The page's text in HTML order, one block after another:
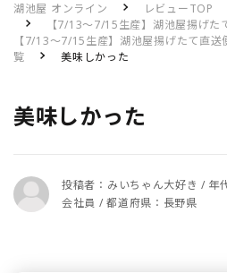
湖池屋 オンライン レビューTOP
【7/13～7/15生産】湖池屋揚げた
【7/13～7/15生産】湖池屋揚げたて直
覧
美味しかった
美味しかった
投稿者：みいちゃん大好き / 年
会社員 / 都道府県：長野県